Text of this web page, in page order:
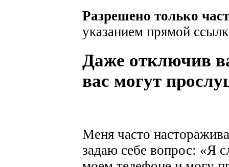
Разрешено только
указанием прямой
Даже отключив
вас могут
Меня часто
задаю себе вопрос: «Я